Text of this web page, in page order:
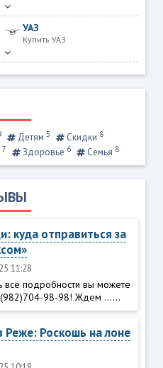
УАЗ
Купить УАЗ
Детям 5 Скидки 8
7 Здоровье 6 Семья 8
куда отправиться за
11:28
все подробности вы можете
98-98! Ждем ......
Реже: Роскошь на лоне